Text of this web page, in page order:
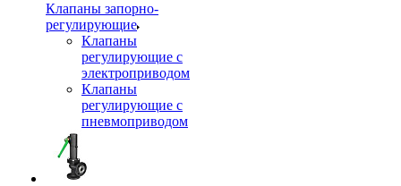
Клапаны запорно-
регулирующие
Клапаны
регулирующие с
электроприводом
Клапаны
регулирующие с
пневмоприводом